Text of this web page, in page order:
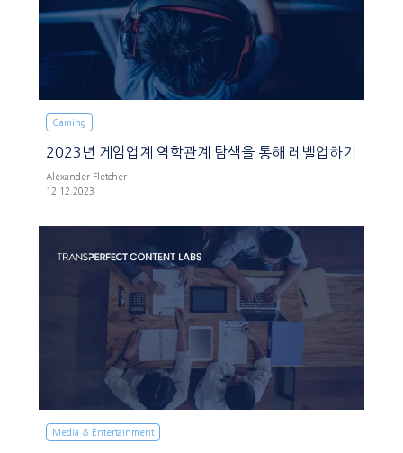
Gaming
2023년 게임업계 역학관계 탐색을 통해 레벨업하기
Alexander Fletcher
12.12.2023
Media & Entertainment